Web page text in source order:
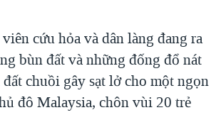
TRANH AFGHANISTAN
HÒA Ở VIỆT NAM
TRUMP-KIM TẠI VIỆT NAM
VS. CHÍNH PHỦ VIỆT NAM
cứu hỏa và dân làng đang ra
bùn đất và những đống đổ nát
chuồi gây sạt lở cho một ngọn
đô Malaysia, chôn vùi 20 trẻ